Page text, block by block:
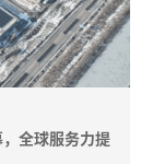
全球服务力提